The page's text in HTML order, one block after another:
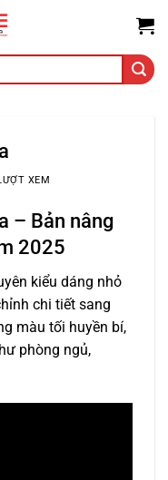
XEM
– Bản nâng
2025
kiểu dáng nhỏ
chi tiết sang
màu tối huyền bí,
phòng ngủ,